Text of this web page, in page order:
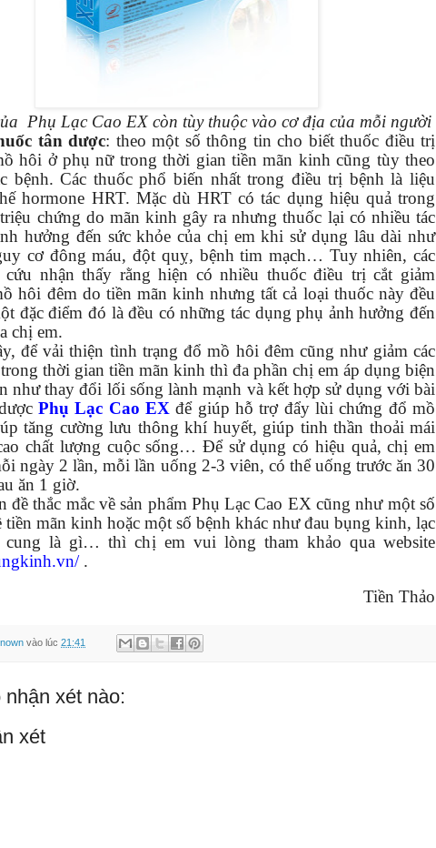
Phụ Lạc Cao EX còn tùy thuộc vào cơ địa của mỗi người
tân dược: theo một số thông tin cho biết thuốc điều trị
hôi ở phụ nữ trong thời gian tiền mãn kinh cũng tùy theo
bệnh. Các thuốc phổ biến nhất trong điều trị bệnh là liệu
hormone HRT. Mặc dù HRT có tác dụng hiệu quả trong
chứng do mãn kinh gây ra nhưng thuốc lại có nhiều tác
hưởng đến sức khỏe của chị em khi sử dụng lâu dài như
cơ đông máu, đột quỵ, bệnh tim mạch… Tuy nhiên, các
cứu nhận thấy rằng hiện có nhiều thuốc điều trị cắt giảm
hôi đêm do tiền mãn kinh nhưng tất cả loại thuốc này đều
đặc điểm đó là đều có những tác dụng phụ ảnh hưởng đến
chị em.
để vải thiện tình trạng đổ mồ hôi đêm cũng như giảm các
thời gian tiền mãn kinh thì đa phần chị em áp dụng biện
như thay đổi lối sống lành mạnh và kết hợp sử dụng với bài
Phụ Lạc Cao EX để giúp hỗ trợ đẩy lùi chứng đổ mồ
tăng cường lưu thông khí huyết, giúp tinh thần thoải mái
chất lượng cuộc sống… Để sử dụng có hiệu quả, chị em
ngày 2 lần, mỗi lần uống 2-3 viên, có thể uống trước ăn 30
ăn 1 giờ.
đề thắc mắc về sản phẩm Phụ Lạc Cao EX cũng như một số
mãn kinh hoặc một số bệnh khác như đau bụng kinh, lạc
cung là gì… thì chị em vui lòng tham khảo qua website
.
Tiền Thảo
vào lúc 21:41
nhận xét nào:
xét